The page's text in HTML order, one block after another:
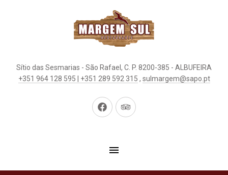
Sítio das Sesmarias - São Rafael, C. P. 8200-385 - ALBUFEIRA
+351 964 128 595 | +351 289 592 315 , sulmargem@sapo.pt
New
New